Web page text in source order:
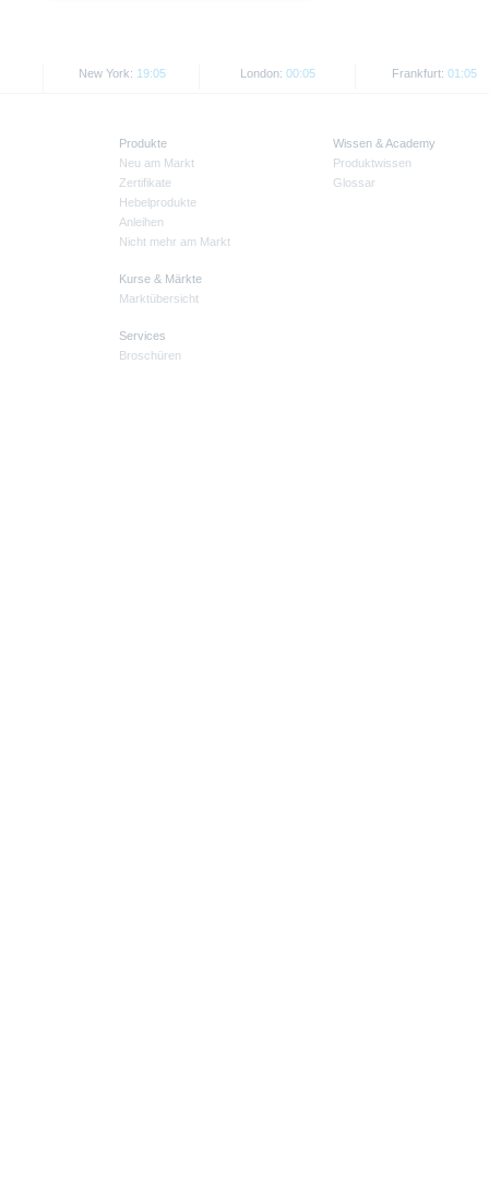
New York: 19:05 London: 00:05 Frankfurt: 01:05
Produkte
Neu am Markt
Zertifikate
Hebelprodukte
Anleihen
Nicht mehr am Markt
Kurse & Märkte
Marktübersicht
Services
Broschüren
Wissen & Academy
Produktwissen
Glossar